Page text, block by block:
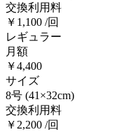
交換利用料
￥1,100 /回
レギュラー
月額
￥4,400
サイズ
8号 (41×32cm)
交換利用料
￥2,200 /回